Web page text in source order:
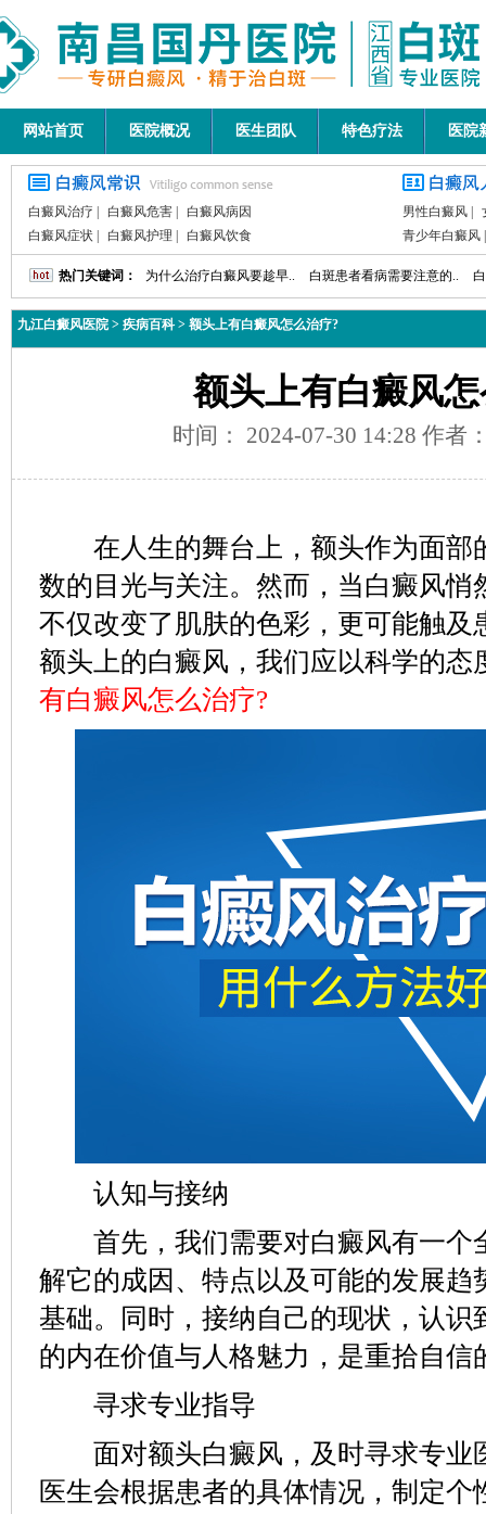
网站首页 医院概况 医生团队 特色疗法 医院
白癜风治疗 白癜风危害
白癜风病因
白癜风症状
白癜风护理 白癜风饮食
男性白癜风
青少年白癜风
热门关键词： 为什么治疗白癜风要趁早.. 白斑患者看病需要注意的..
九江白癜风医院 > 疾病百科> 额头上有白癜风怎么治疗?
额头上有白癜风
时间： 2024-07-30 14:28 作者
在人生的舞台上，额头作为面部
数的目光与关注。然而，当白癜风悄
不仅改变了肌肤的色彩，更可能触及
额头上的白癜风，我们应以科学的态
有白癜风怎么治疗?
认知与接纳
首先，我们需要对白癜风有一个
解它的成因、特点以及可能的发展趋
基础。同时，接纳自己的现状，认识
的内在价值与人格魅力，是重拾自信
寻求专业指导
面对额头白癜风，及时寻求专业
医生会根据患者的具体情况，制定个